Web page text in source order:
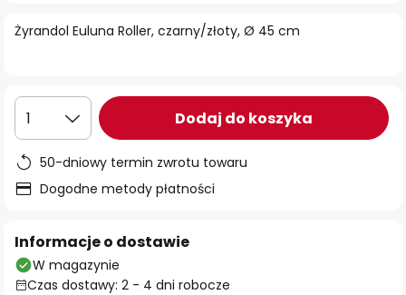
Żyrandol Euluna Roller, czarny/złoty, Ø 45 cm
1 Dodaj do koszyka
50-dniowy termin zwrotu towaru
Dogodne metody płatności
Informacje o dostawie
W magazynie
Czas dostawy: 2 - 4 dni robocze